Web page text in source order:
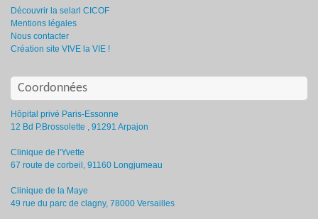
Découvrir la selarl CICOF
Mentions légales
Nous contacter
Création site VIVE la VIE !
Coordonnées
Hôpital privé Paris-Essonne
12 Bd P.Brossolette , 91291 Arpajon
Clinique de l'Yvette
67 route de corbeil, 91160 Longjumeau
Clinique de la Maye
49 rue du parc de clagny, 78000 Versailles